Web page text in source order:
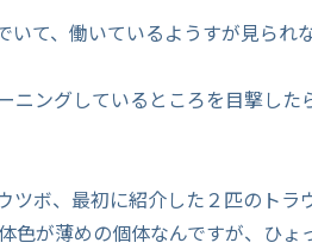
いて、働いているようすが見られ
ニングしているところを目撃した
ツボ、最初に紹介した２匹のトラ
色が薄めの個体なんですが、ひょ